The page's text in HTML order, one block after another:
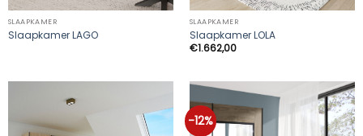
SLAAPKAMER
Slaapkamer LAGO
SLAAPKAMER
Slaapkamer LOLA
€1.662,00
-12%